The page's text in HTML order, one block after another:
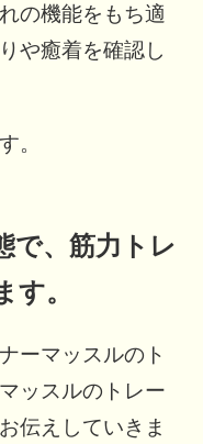
の機能をもち適
や癒着を確認し
。
で、筋力トレ
す。
ーマッスルのト
ッスルのトレー
伝えしていきま